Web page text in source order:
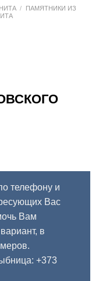
/
ПАМЯТНИКИ ИЗ
телефону и
Вас
Вам
в
+373